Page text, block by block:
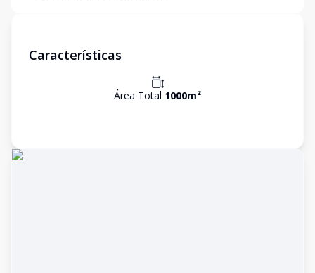
Características
Área Total 1000m²